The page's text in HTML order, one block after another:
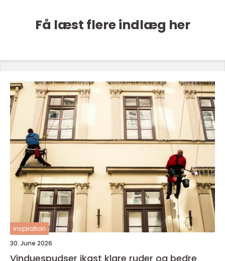
Få læst flere indlæg her
inspiration
30. June 2026
Vinduespudser ikast klare ruder og bedre